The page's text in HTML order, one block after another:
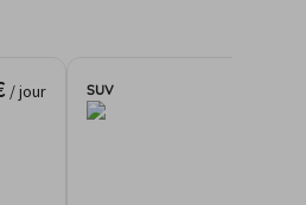
/ jour SUV